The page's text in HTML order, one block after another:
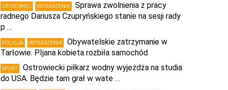
OSTROWIEC WYDARZENIA
Sprawa zwolnienia z pracy
radnego Dariusza Czupryńskiego stanie na sesji rady
p …
POLICJA WYDARZENIA
Obywatelskie zatrzymanie w
Tarłowie. PIjana kobieta rozbiła samochód
SPORT
Ostrowiecki piłkarz wodny wyjeżdża na studia
do USA. Będzie tam grał w wate …